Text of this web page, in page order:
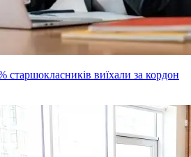
старшокласників виїхали за кордон